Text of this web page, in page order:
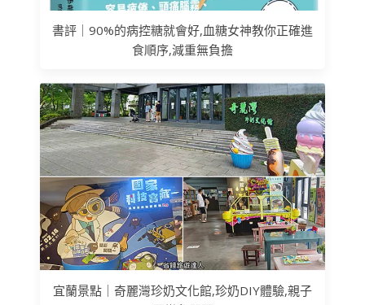
書評｜90%的病控糖就會好,血糖女神教你正確進
食順序,減重無負擔
宜蘭景點｜奇麗灣珍奶文化館,珍奶DIY體驗,親子